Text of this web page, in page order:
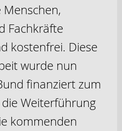
Fachkräfte
kostenfrei. Diese
wurde nun
finanziert zum
Weiterführung
kommenden